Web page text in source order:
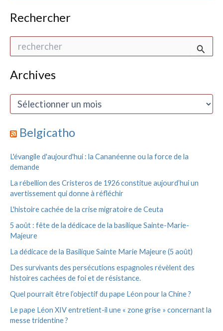
Rechercher
h
e
h
r
Archives
A
i
e
s
Belgicatho
L'évangile d'aujourd'hui : la Cananéenne ou la force de la
demande
La rébellion des Cristeros de 1926 constitue aujourd’hui un
avertissement qui donne à réfléchir
L'histoire cachée de la crise migratoire de Ceuta
5 août : fête de la dédicace de la basilique Sainte-Marie-
Majeure
La dédicace de la Basilique Sainte Marie Majeure (5 août)
Des survivants des persécutions espagnoles révèlent des
histoires cachées de foi et de résistance.
Quel pourrait être l’objectif du pape Léon pour la Chine ?
Le pape Léon XIV entretient-il une « zone grise » concernant la
messe tridentine ?